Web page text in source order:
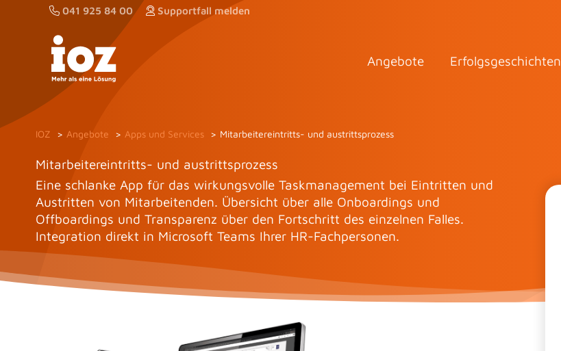
041 925 84 00 Supportfall melden
Angebote Erfolgsgeschichten
IOZ Angebote Apps und Services Mitarbeitereintritts- und austrittsprozess
Mitarbeitereintritts- und austrittsprozess
Eine schlanke App für das wirkungsvolle Taskmanagement bei Eintritten und
Austritten von Mitarbeitenden. Übersicht über alle Onboardings und
Offboardings und Transparenz über den Fortschritt des einzelnen Falles.
Integration direkt in Microsoft Teams Ihrer HR-Fachpersonen.